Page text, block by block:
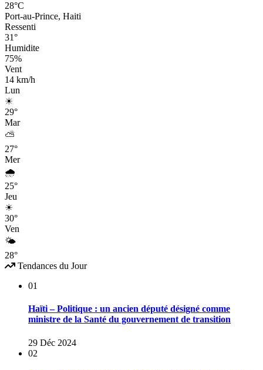
28°C
Port-au-Prince, Haiti
Ressenti
31°
Humidite
75%
Vent
14 km/h
Lun
☀
29°
Mar
⛅
27°
Mer
🌧
25°
Jeu
☀
30°
Ven
🌤
28°
Tendances du Jour
01
Haïti – Politique : un ancien député désigné comme
ministre de la Santé du gouvernement de transition
29 Déc 2024
02